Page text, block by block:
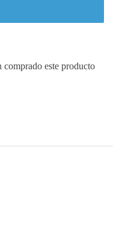
comprado este producto